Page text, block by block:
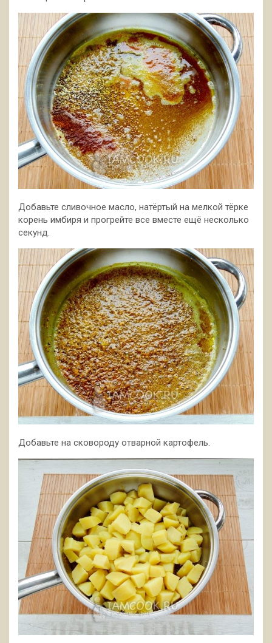
Добавьте сливочное масло, натёртый на мелкой тёрке
корень имбиря и прогрейте все вместе ещё несколько
секунд.
Добавьте на сковороду отварной картофель.